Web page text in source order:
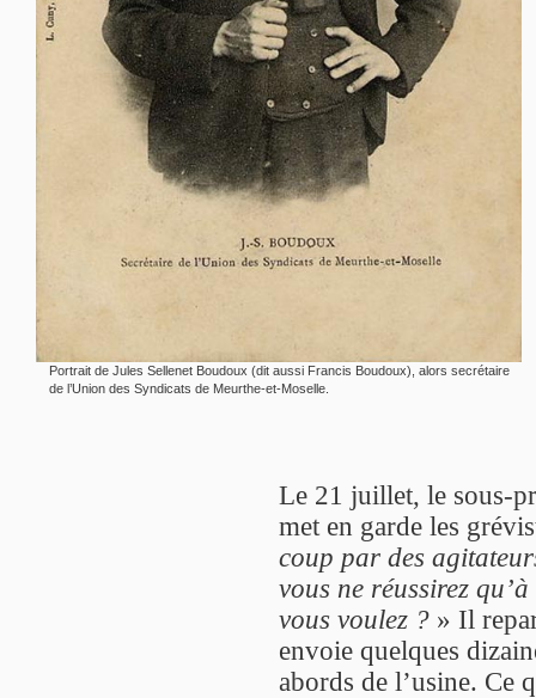
Portrait de Jules Sellenet Boudoux (dit aussi Francis Boudoux), alors secrétaire
de l’Union des Syndicats de Meurthe-et-Moselle.
Le 21 juillet, le sous-
met en garde les
coup par des
vous ne réussirez
vous voulez ? » Il
envoie quelques
abords de l’usine. Ce